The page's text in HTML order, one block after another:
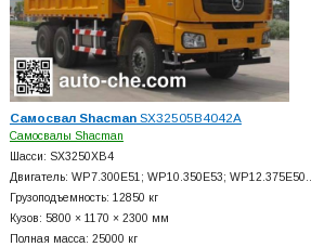
Самосвал ShacmanSX32505B4042A
Самосвалы Shacman
Шасси: SX3250XB4
Двигатель: WP7.300E51; WP10.350E53; WP12.375E50…
Грузоподъемность: 12850 кг
Кузов: 5800 × 1170 × 2300 мм
Полная масса: 25000 кг